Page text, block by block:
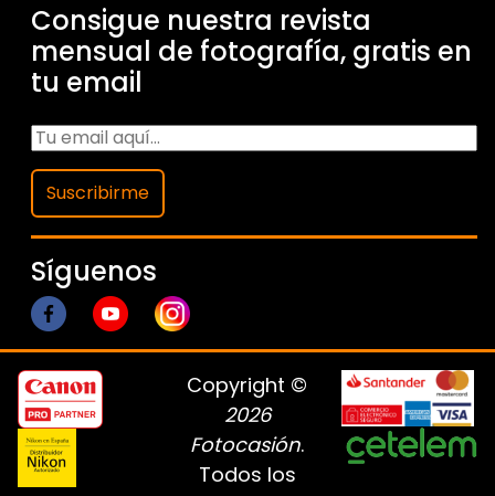
Consigue nuestra revista
mensual de fotografía, gratis en
tu email
Suscribirme
Síguenos
Copyright ©
2026
Fotocasión.
Todos los